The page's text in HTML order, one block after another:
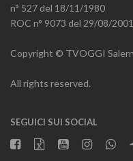
n° 527 del 18/11/1980
ROC n° 9073 del 29/08/2001
Copyright © TVOGGI
All rights reserved.
SEGUICI SUI SOCIAL